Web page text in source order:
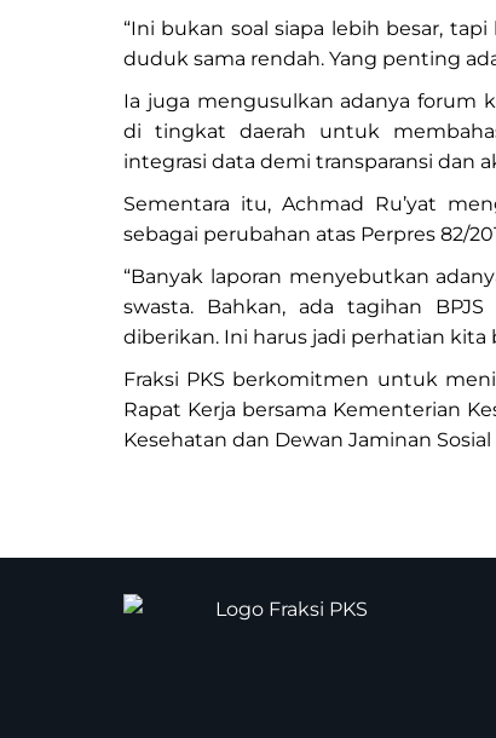
“Ini bukan soal siapa lebih besar,
duduk sama rendah. Yang penting
Ia juga mengusulkan adanya forum
di tingkat daerah untuk
integrasi data demi transparansi dan
Sementara itu, Achmad Ru’yat
sebagai perubahan atas Perpres 82/
“Banyak laporan menyebutkan
swasta. Bahkan, ada tagihan
diberikan. Ini harus jadi perhatian kita
Fraksi PKS berkomitmen untuk
Rapat Kerja bersama Kementerian
Kesehatan dan Dewan Jaminan Sosial